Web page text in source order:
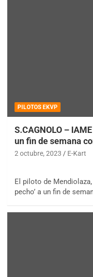
PILOTOS EKVP
S.CAGNOLO –
un fin de semana
2 octubre, 2023 E-Kart
El piloto de
pecho’ a un fin de